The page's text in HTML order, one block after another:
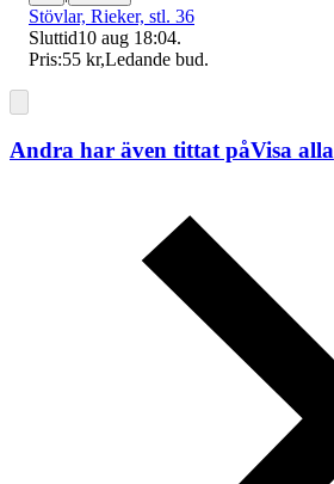
Stövlar, Rieker, stl. 36
Sluttid10 aug 18:04.
Pris:55 kr,Ledande bud.
Andra har även tittat påVisa alla